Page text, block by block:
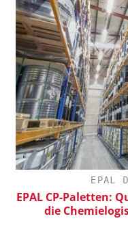
EPAL
EPAL CP-Paletten:
die